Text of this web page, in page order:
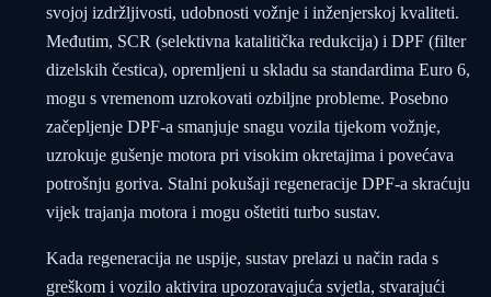
svojoj izdržljivosti, udobnosti vožnje i inženjerskoj kvaliteti.
Međutim, SCR (selektivna katalitička redukcija) i DPF (filter
dizelskih čestica), opremljeni u skladu sa standardima Euro 6,
mogu s vremenom uzrokovati ozbiljne probleme. Posebno
začepljenje DPF-a smanjuje snagu vozila tijekom vožnje,
uzrokuje gušenje motora pri visokim okretajima i povećava
potrošnju goriva. Stalni pokušaji regeneracije DPF-a skraćuju
vijek trajanja motora i mogu oštetiti turbo sustav.
Kada regeneracija ne uspije, sustav prelazi u način rada s
greškom i vozilo aktivira upozoravajuća svjetla, stvarajući